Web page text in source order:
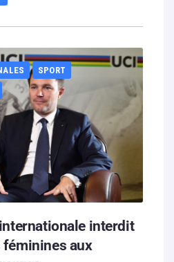
SPORT
interdit
féminines aux